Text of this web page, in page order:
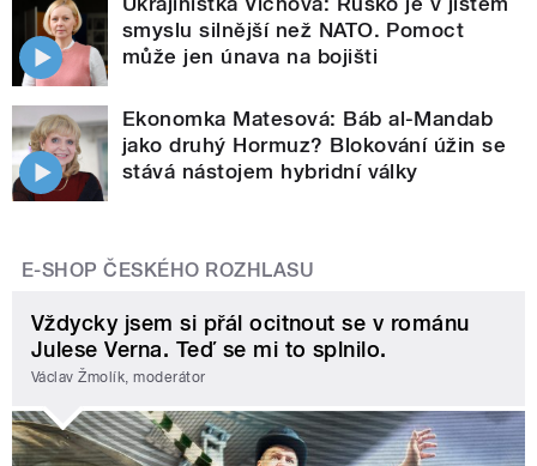
smyslu silnější než NATO. Pomoct
může jen únava na bojišti
Ekonomka Matesová: Báb al-Mandab
jako druhý Hormuz? Blokování úžin se
stává nástojem hybridní války
E-SHOP ČESKÉHO ROZHLASU
Vždycky jsem si přál ocitnout se v románu
Julese Verna. Teď se mi to splnilo.
Václav Žmolík, moderátor